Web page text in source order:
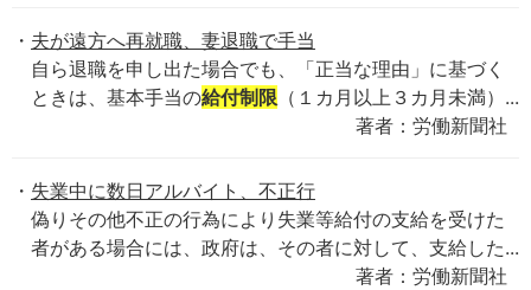
夫が遠方へ再就職、妻退職で手当
自ら退職を申し出た場合でも、「正当な理由」に基づく
ときは、基本手当の給付制限 （１カ月以上３カ月未満）...
著者：労働新聞社
失業中に数日アルバイト、不正行
偽りその他不正の行為により失業等給付の支給を受けた
者がある場合には、政府は、その者に対して、支給した...
著者：労働新聞社